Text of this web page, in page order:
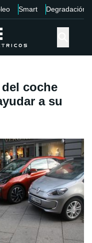
Smart Degradación
coche
a su